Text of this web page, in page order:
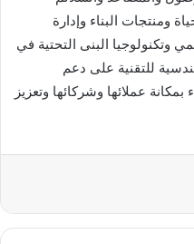
ومنتجات البناء وإدارة
وتكنولوجيا البنى التحتية في
للتقنية على دعم
بمكانة عملائها وشركائها وتعزيز